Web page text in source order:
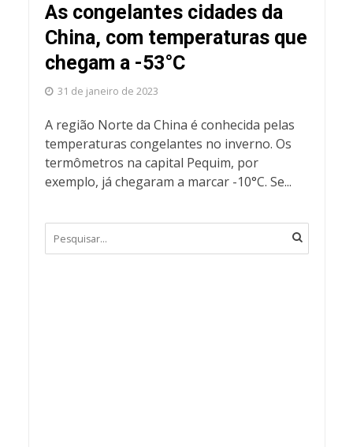
As congelantes cidades da
China, com temperaturas que
chegam a -53°C
31 de janeiro de 2023
A região Norte da China é conhecida pelas
temperaturas congelantes no inverno. Os
termômetros na capital Pequim, por
exemplo, já chegaram a marcar -10°C. Se...